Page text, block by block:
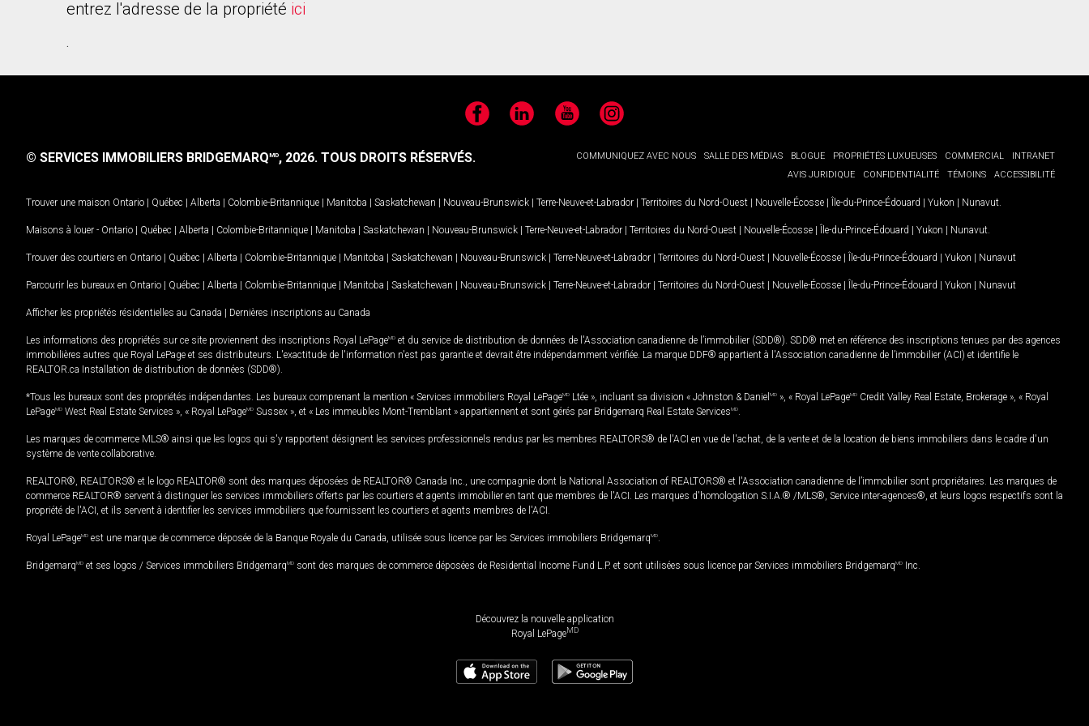
entrez l'adresse de la propriété ici
.
FacebookLinkedIn YouTubeInstagram
COMMUNIQUEZ AVEC NOUS SALLE DES MÉDIAS BLOGUE PROPRIÉTÉS LUXUEUSES COMMERCIAL
INTRANET
AVIS JURIDIQUE
CONFIDENTIALITÉ TÉMOINS ACCESSIBILITÉ
© SERVICES IMMOBILIERS BRIDGEMARQMD, 2026. TOUS DROITS RÉSERVÉS.
Trouver une maison Ontario | Québec | Alberta | Colombie-Britannique | Manitoba | Saskatchewan | Nouveau-Brunswick | Terre-Neuve-et-Labrador | Territoires du Nord-Ouest | Nouvelle-Écosse | Île-du-Prince-Édouard | Yukon | Nunavut
Maisons à louer - Ontario | Québec | Alberta | Colombie-Britannique | Manitoba | Saskatchewan | Nouveau-Brunswick | Terre-Neuve-et-Labrador | Territoires du Nord-Ouest | Nouvelle-Écosse | Île-du-Prince-Édouard | Yukon | Nunavut
Trouver des courtiers en Ontario | Québec | Alberta | Colombie-Britannique | Manitoba | Saskatchewan | Nouveau-Brunswick | Terre-Neuve-et-Labrador | Territoires du Nord-Ouest | Nouvelle-Écosse | Île-du-Prince-Édouard | Yukon | Nunavut
Parcourir les bureaux en Ontario | Québec | Alberta | Colombie-Britannique | Manitoba | Saskatchewan | Nouveau-Brunswick | Terre-Neuve-et-Labrador | Territoires du Nord-Ouest | Nouvelle-Écosse | Île-du-Prince-Édouard | Yukon | Nunavut
Afficher les propriétés résidentielles au Canada | Dernières inscriptions au Canada
Les informations des propriétés sur ce site proviennent des inscriptions Royal LePageMD et du service de distribution de données de l'Association canadienne de l’immobilier (SDD®). SDD® met en référence des inscriptions tenues par des agences
immobilières autres que Royal LePage et ses distributeurs. L'exactitude de l'information n'est pas garantie et devrait être indépendamment vérifiée. La marque DDF® appartient à l'Association canadienne de l’immobilier (ACI) et identifie le
REALTOR.ca Installation de distribution de données (SDD®).
*Tous les bureaux sont des propriétés indépendantes. Les bureaux comprenant la mention « Services immobiliers Royal LePageMD Ltée », incluant sa division « Johnston & Daniel MD », « Royal LePageMD Credit Valley Real Estate, Brokerage », « Royal
LePageMD West Real Estate Services », « Royal LePageMD Sussex », et « Les immeubles Mont-Tremblant » appartiennent et sont gérés par Bridgemarq Real Estate ServicesMD
Les marques de commerce MLS® ainsi que les logos qui s'y rapportent désignent les services professionnels rendus par les membres REALTORS® de l'ACI en vue de l'achat, de la vente et de la location de biens immobiliers dans le cadre d'un
système de vente collaborative.
REALTOR®, REALTORS® et le logo REALTOR® sont des marques déposées de REALTOR® Canada Inc., une compagnie dont la National Association of REALTORS® et l'Association canadienne de l’immobilier sont propriétaires. Les marques de
commerce REALTOR® servent à distinguer les services immobiliers offerts par les courtiers et agents immobilier en tant que membres de l'ACI. Les marques d'homologation S.I.A.® /MLS®, Service inter-agences®, et leurs logos respectifs sont la
propriété de l'ACI, et ils servent à identifier les services immobiliers que fournissent les courtiers et agents membres de l'ACI.
Royal LePageMD est une marque de commerce déposée de la Banque Royale du Canada, utilisée sous licence par les Services immobiliers BridgemarqMD
BridgemarqMD et ses logos / Services immobiliers BridgemarqMD sont des marques de commerce déposées de Residential Income Fund L.P. et sont utilisées sous licence par Services immobiliers BridgemarqMD Inc.
Découvrez la nouvelle application
Royal LePageMD